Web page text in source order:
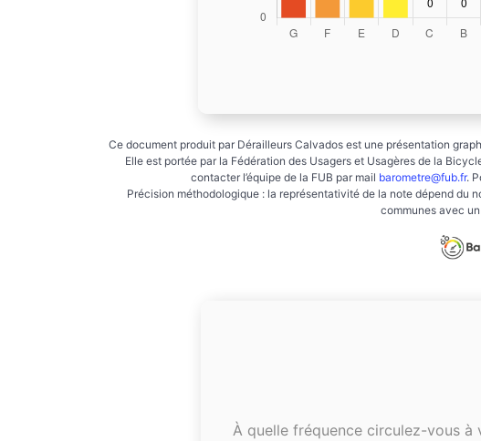
Ce document produit par Dérailleurs Calvados est une présentation
Elle est portée par la Fédération des Usagers et Usagères de la
contacter l’équipe de la FUB par mail barometre@fub.fr.
Précision méthodologique : la représentativité de la note dépend du
communes avec
À quelle fréquence circulez-vous à